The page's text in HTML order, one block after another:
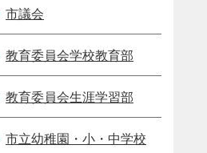
市議会
教育委員会学校教育部
教育委員会生涯学習部
市立幼稚園・小・中学校